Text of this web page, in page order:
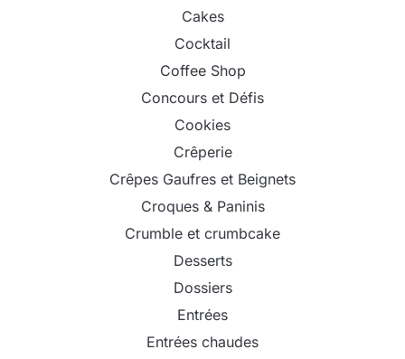
Cakes
Cocktail
Coffee Shop
Concours et Défis
Cookies
Crêperie
Crêpes Gaufres et Beignets
Croques & Paninis
Crumble et crumbcake
Desserts
Dossiers
Entrées
Entrées chaudes